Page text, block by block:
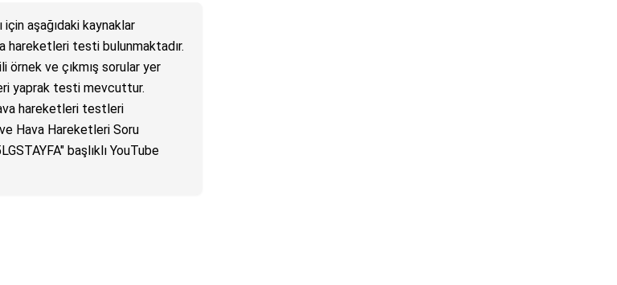
için aşağıdaki kaynaklar
hareketleri testi bulunmaktadır.
örnek ve çıkmış sorular yer
yaprak testi mevcuttur.
hareketleri testleri
ve Hava Hareketleri Soru
başlıklı YouTube